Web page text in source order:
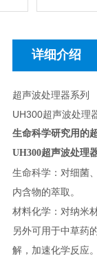
详细介绍
超声波处理器系列
UH300超声波处理
生命科学研究用的
UH300超声波处理
生命科学：对细菌
内含物的萃取。
材料化学：对纳米
另外可用于中草药
解，加速化学反应